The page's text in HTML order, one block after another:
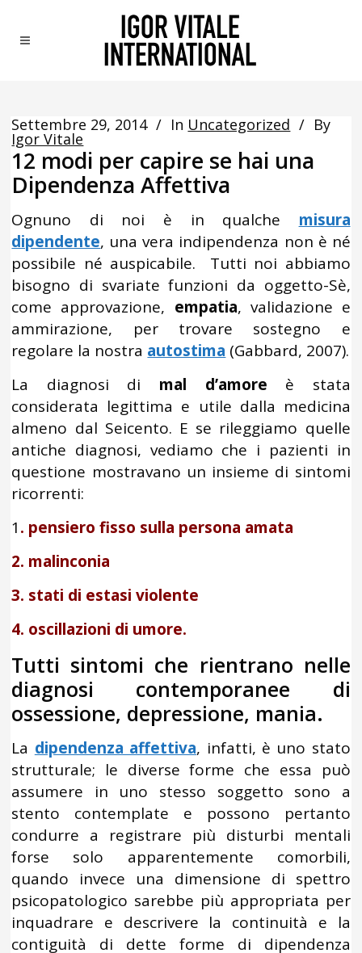
Settembre 29, 2014 In Uncategorized By
Igor Vitale
12 modi per capire se hai una
Dipendenza Affettiva
Ognuno di noi è in qualche misura
dipendente, una vera indipendenza non è né
possibile né auspicabile. Tutti noi abbiamo
bisogno di svariate funzioni da oggetto-Sè,
come approvazione, empatia, validazione e
ammirazione, per trovare sostegno e
regolare la nostra autostima (Gabbard, 2007).
La diagnosi di mal d’amore è stata
considerata legittima e utile dalla medicina
almeno dal Seicento. E se rileggiamo quelle
antiche diagnosi, vediamo che i pazienti in
questione mostravano un insieme di sintomi
ricorrenti:
1. pensiero fisso sulla persona amata
2. malinconia
3. stati di estasi violente
4. oscillazioni di umore.
Tutti sintomi che rientrano nelle
diagnosi contemporanee di
ossessione, depressione, mania.
La dipendenza affettiva, infatti, è uno stato
strutturale; le diverse forme che essa può
assumere in uno stesso soggetto sono a
stento contemplate e possono pertanto
condurre a registrare più disturbi mentali
forse solo apparentemente comorbili,
quando invece una dimensione di spettro
psicopatologico sarebbe più appropriata per
inquadrare e descrivere la continuità e la
contiguità di dette forme di dipendenza